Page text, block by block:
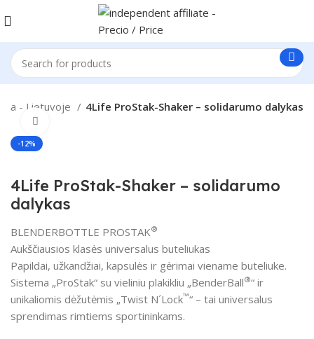
- Lietuvoje 4Life ProStak-Shaker – solidarumo dalykas
-12%
4Life ProStak-Shaker – solidarumo
dalykas
BLENDERBOTTLE PROSTAK®
Aukščiausios klasės universalus buteliukas
Papildai, užkandžiai, kapsulės ir gėrimai viename buteliuke.
Sistema „ProStak“ su vieliniu plakikliu „BenderBall®“ ir
unikaliomis dėžutėmis „Twist N´Lock™“ – tai universalus
sprendimas rimtiems sportininkams.